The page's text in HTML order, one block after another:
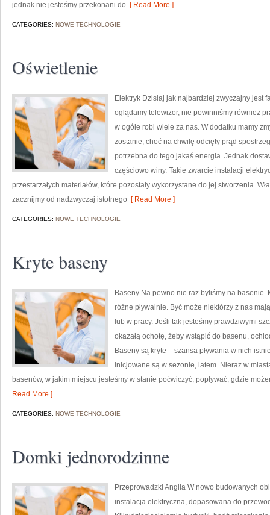
jednak nie jesteśmy przekonani do [ Read More ]
CATEGORIES: NOWE TECHNOLOGIE
Oświetlenie
Elektryk Dzisiaj jak najbardziej zwyczajny jest
oglądamy telewizor, nie powinniśmy również
w ogóle robi wiele za nas. W dodatku mamy
zostanie, choć na chwilę odcięty prąd
potrzebna do tego jakaś energia. Jednak
częściowo winy. Takie zwarcie instalacji
przestarzałych materiałów, które pozostały wykorzystane do jej stworzenia.
zacznijmy od nadzwyczaj istotnego [ Read More ]
CATEGORIES: NOWE TECHNOLOGIE
Kryte baseny
Baseny Na pewno nie raz byliśmy na
różne pływalnie. Być może niektórzy z nas
lub w pracy. Jeśli tak jesteśmy prawdziwymi
okazałą ochotę, żeby wstąpić do basenu,
Baseny są kryte – szansa pływania w nich
inicjowane są w sezonie, latem. Nieraz w
basenów, w jakim miejscu jesteśmy w stanie poćwiczyć, popływać, gdzie
Read More ]
CATEGORIES: NOWE TECHNOLOGIE
Domki jednorodzinne
Przeprowadzki Anglia W nowo budowanych
instalacja elektryczna, dopasowana do